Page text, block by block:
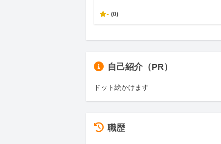
- (0)
自己紹介（PR）
ドット絵かけます
職歴